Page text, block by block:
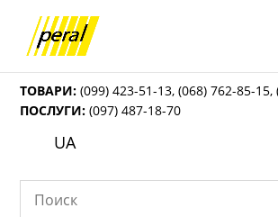
ТОВАРИ: (099) 423-51-13,(068) 762-85-15,
ПОСЛУГИ: (097) 487-18-70
UA